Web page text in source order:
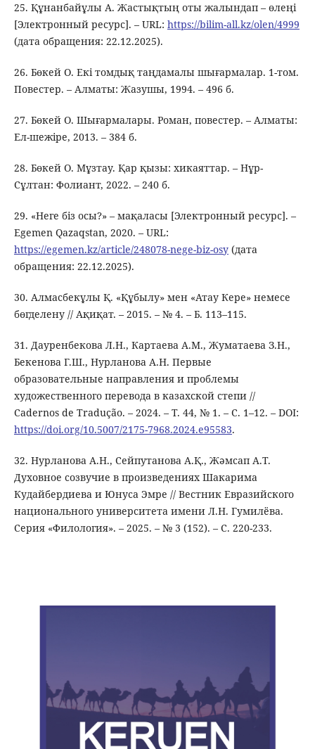
25. Құнанбайұлы А. Жастықтың оты жалындап – өлеңі
[Электронный ресурс]. – URL: https://bilim-all.kz/olen/4999
(дата обращения: 22.12.2025).
26. Бөкей О. Екі томдық таңдамалы шығармалар. 1-том.
Повестер. – Алматы: Жазушы, 1994. – 496 б.
27. Бөкей О. Шығармалары. Роман, повестер. – Алматы:
Ел-шежіре, 2013. – 384 б.
28. Бөкей О. Мұзтау. Қар қызы: хикаяттар. – Нұр-
Сұлтан: Фолиант, 2022. – 240 б.
29. «Неге біз осы?» – мақаласы [Электронный ресурс]. –
Egemen Qazaqstan, 2020. – URL:
https://egemen.kz/article/248078-nege-biz-osy(дата
обращения: 22.12.2025).
30. Алмасбекұлы Қ. «Құбылу» мен «Атау Кере» немесе
бөгделену // Ақиқат. – 2015. – № 4. – Б. 113–115.
31. Дауренбекова Л.Н., Картаева А.М., Жуматаева З.Н.,
Бекенова Г.Ш., Нурланова А.Н. Первые
образовательные направления и проблемы
художественного перевода в казахской степи //
Cadernos de Tradução. – 2024. – Т. 44, № 1. – С. 1–12. – DOI:
https://doi.org/10.5007/2175-7968.2024.e95583.
32. Нурланова А.Н., Сейпутанова А.Қ., Жәмсап А.Т.
Духовное созвучие в произведениях Шакарима
Кудайбердиева и Юнуса Эмре // Вестник Евразийского
национального университета имени Л.Н. Гумилёва.
Серия «Филология». – 2025. – № 3 (152). – С. 220-233.